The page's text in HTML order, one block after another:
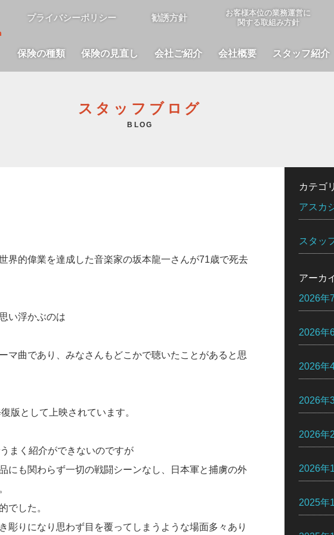
プライバシーポリシー 勧誘方針
お客様本位の業務運営に
関する取組み方針
保険の種類 保険の見直し 会社ご紹介 会社概要 スタッフ紹介
スタッフブログ
BLOG
界的偉業を達成した音楽家の坂本龍一さんが71歳で死去
い浮かぶのは
マ曲であり、みなさんもどこかで聴いたことがあると思
版として上映されています。
まく紹介ができないのですが
にも関わらず一切の戦闘シーンなし、日本軍と捕虜の外
でした。
彫りになり思わず目を覆ってしまうような場面多々あり
カテゴ
アスカ
スタッ
アーカ
2026年
2026年
2026年
2026年
2026年
2026年
2025年